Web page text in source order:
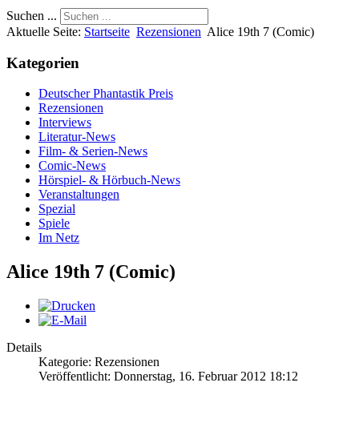
Suchen ...
Aktuelle Seite: Startseite Rezensionen Alice 19th 7 (Comic)
Kategorien
Deutscher Phantastik Preis
Rezensionen
Interviews
Literatur-News
Film- & Serien-News
Comic-News
Hörspiel- & Hörbuch-News
Veranstaltungen
Spezial
Spiele
Im Netz
Alice 19th 7 (Comic)
Details
Kategorie: Rezensionen
Veröffentlicht: Donnerstag, 16. Februar 2012 18:12